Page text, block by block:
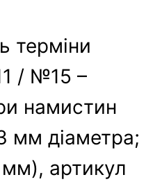
терміни
/ №15 –
намистин
мм діаметра;
артикул